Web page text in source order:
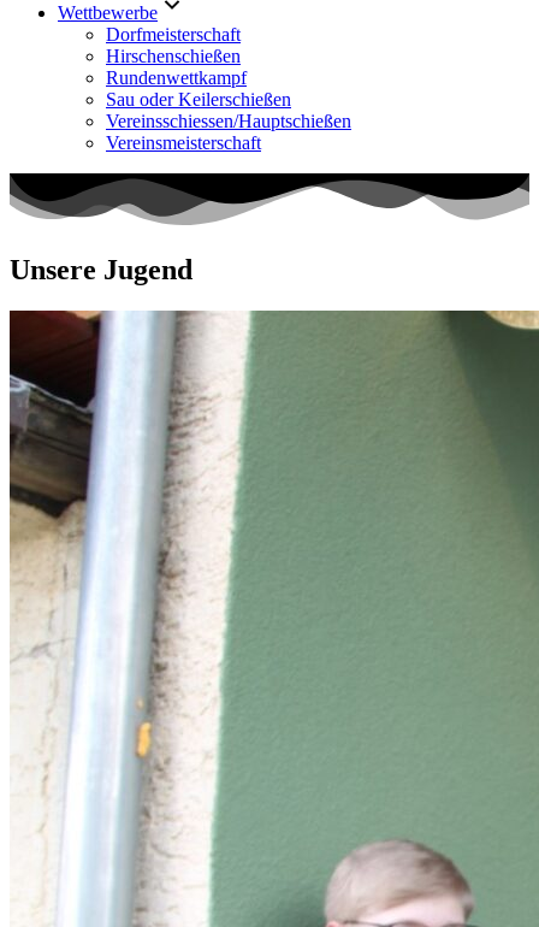
Wettbewerbe
Dorfmeisterschaft
Hirschenschießen
Rundenwettkampf
Sau oder Keilerschießen
Vereinsschiessen/Hauptschießen
Vereinsmeisterschaft
Unsere Jugend